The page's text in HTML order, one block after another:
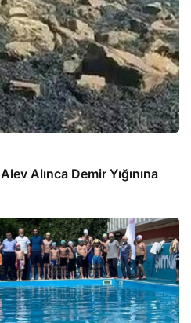
Alınca Demir Yığınına